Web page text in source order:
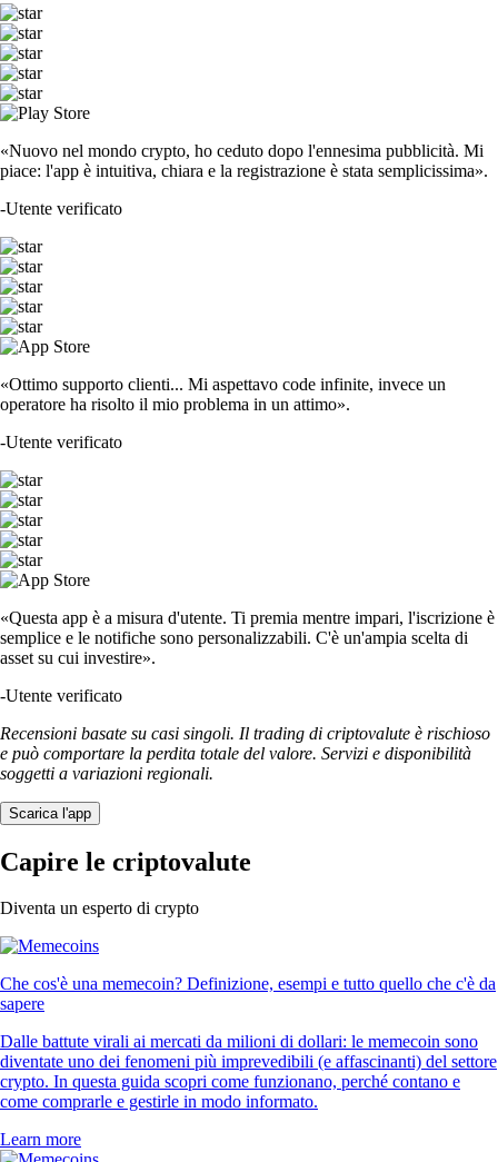
«Nuovo nel mondo crypto, ho ceduto dopo l'ennesima pubblicità. Mi
piace: l'app è intuitiva, chiara e la registrazione è stata semplicissima».
-Utente verificato
«Ottimo supporto clienti... Mi aspettavo code infinite, invece un
operatore ha risolto il mio problema in un attimo».
-Utente verificato
«Questa app è a misura d'utente. Ti premia mentre impari, l'iscrizione è
semplice e le notifiche sono personalizzabili. C'è un'ampia scelta di
asset su cui investire».
-Utente verificato
Recensioni basate su casi singoli. Il trading di criptovalute è rischioso
e può comportare la perdita totale del valore. Servizi e disponibilità
soggetti a variazioni regionali.
Scarica l'app
Capire le criptovalute
Diventa un esperto di crypto
Che cos'è una memecoin? Definizione, esempi e tutto quello che c'è da
sapere
Dalle battute virali ai mercati da milioni di dollari: le memecoin sono
diventate uno dei fenomeni più imprevedibili (e affascinanti) del settore
crypto. In questa guida scopri come funzionano, perché contano e
come comprarle e gestirle in modo informato.
Learn more